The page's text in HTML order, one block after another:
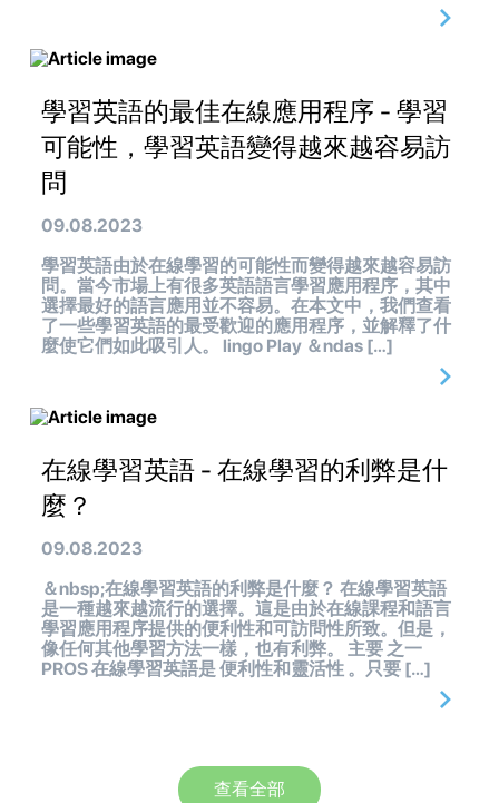
學習英語的最佳在線應用程序 - 學習
可能性，學習英語變得越來越容易訪
問
09.08.2023
學習英語由於在線學習的可能性而變得越來越容易訪
問。當今市場上有很多英語語言學習應用程序，其中
選擇最好的語言應用並不容易。在本文中，我們查看
了一些學習英語的最受歡迎的應用程序，並解釋了什
麼使它們如此吸引人。 lingo Play ＆ndas […]
在線學習英語 - 在線學習的利弊是什
麼？
09.08.2023
＆nbsp;在線學習英語的利弊是什麼？ 在線學習英語
是一種越來越流行的選擇。這是由於在線課程和語言
學習應用程序提供的便利性和可訪問性所致。但是，
像任何其他學習方法一樣，也有利弊。 主要 之一
PROS 在線學習英語是 便利性和靈活性 。只要 […]
查看全部